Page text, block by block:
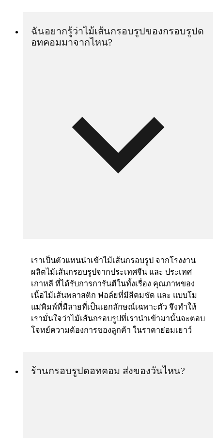
ฉันอยากรู้ว่าไม้เส้นกรอบรูปของกรอบรูปด
อทคอมมาจากไหน?
เราเป็นตัวแทนนำเข้าไม้เส้นกรอบรูป จากโรงงาน
ผลิตไม้เส้นกรอบรูปจากประเทศจีน และ ประเทศ
เกาหลี ที่ได้รับการการันตีในทั้งเรื่อง คุณภาพของ
เนื้อไม้เส้นพลาสติก ฟอล์ยที่มีสีคมชัด และ แบบโม
แม่พิมพ์ที่มีลายที่เป็นเอกลักษณ์เฉพาะตัว จึงทำให้
เรามั่นใจว่าไม้เส้นกรอบรูปที่เรานำเข้ามานั้นจะตอบ
โจทย์ความต้องการของลูกค้า ในราคาย่อมเยาว์
ร้านกรอบรูปดอทคอม ส่งของวันไหน?